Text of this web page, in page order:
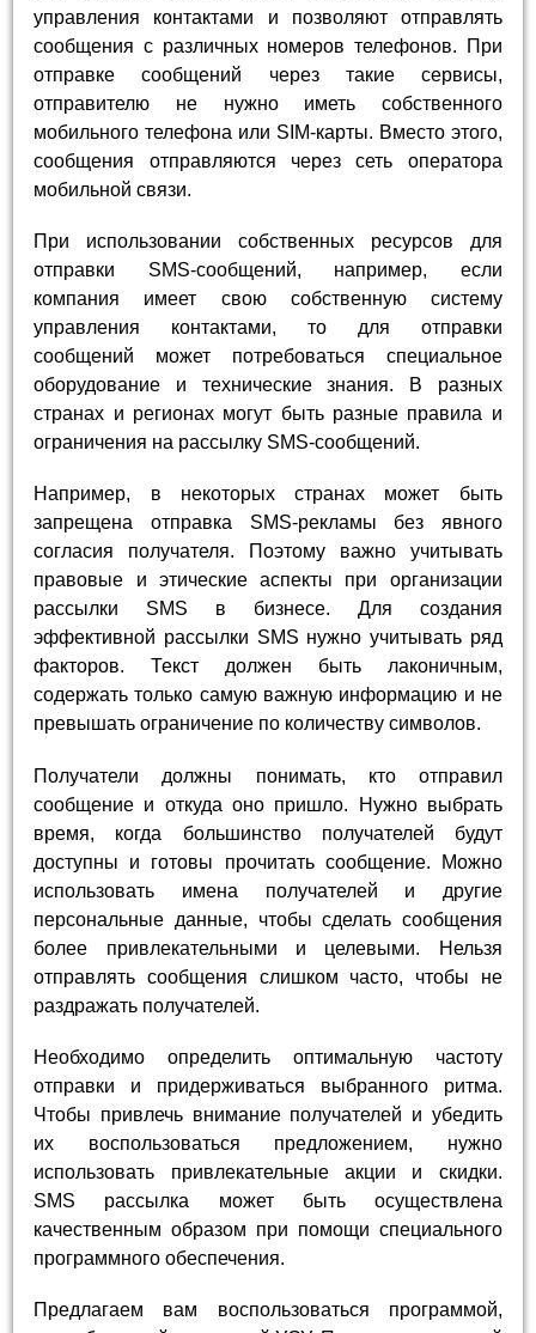
управления контактами и позволяют отправлять
сообщения с различных номеров телефонов. При
отправке сообщений через такие сервисы,
отправителю не нужно иметь собственного
мобильного телефона или SIM-карты. Вместо этого,
сообщения отправляются через сеть оператора
мобильной связи.
При использовании собственных ресурсов для
отправки SMS-сообщений, например, если
компания имеет свою собственную систему
управления контактами, то для отправки
сообщений может потребоваться специальное
оборудование и технические знания. В разных
странах и регионах могут быть разные правила и
ограничения на рассылку SMS-сообщений.
Например, в некоторых странах может быть
запрещена отправка SMS-рекламы без явного
согласия получателя. Поэтому важно учитывать
правовые и этические аспекты при организации
рассылки SMS в бизнесе. Для создания
эффективной рассылки SMS нужно учитывать ряд
факторов. Текст должен быть лаконичным,
содержать только самую важную информацию и не
превышать ограничение по количеству символов.
Получатели должны понимать, кто отправил
сообщение и откуда оно пришло. Нужно выбрать
время, когда большинство получателей будут
доступны и готовы прочитать сообщение. Можно
использовать имена получателей и другие
персональные данные, чтобы сделать сообщения
более привлекательными и целевыми. Нельзя
отправлять сообщения слишком часто, чтобы не
раздражать получателей.
Необходимо определить оптимальную частоту
отправки и придерживаться выбранного ритма.
Чтобы привлечь внимание получателей и убедить
их воспользоваться предложением, нужно
использовать привлекательные акции и скидки.
SMS рассылка может быть осуществлена
качественным образом при помощи специального
программного обеспечения.
Предлагаем вам воспользоваться программой,